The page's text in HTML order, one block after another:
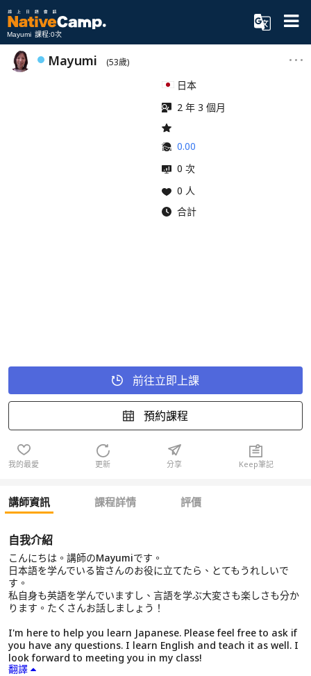
Mayumi 課程:0次
Mayumi (53歲)
日本
2 年 3 個月
0.00
0 次
0 人
合計
前往立即上課
預約課程
我的最愛 更新 分享 Keep筆記
講師資訊 課程詳情 評價
自我介紹
こんにちは。講師のMayumiです。
日本語を学んでいる皆さんのお役に立てたら、とてもうれしいで
す。
私自身も英語を学んでいますし、言語を学ぶ大変さも楽しさも分か
ります。たくさんお話しましょう！
I'm here to help you learn Japanese. Please feel free to ask if
you have any questions. I learn English and teach it as well. I
look forward to meeting you in my class!
翻譯